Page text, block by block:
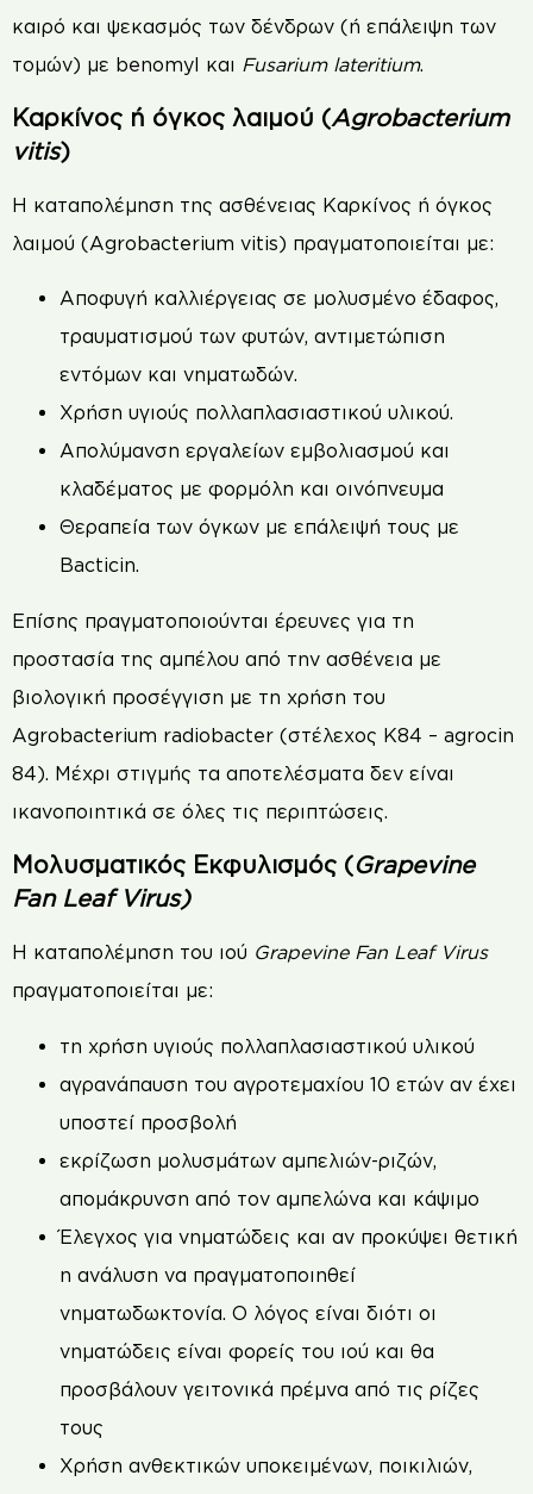
καιρό και ψεκασμός των δένδρων (ή επάλειψη των
τομών) με benomyl και Fusarium lateritium.
Καρκίνος ή όγκος λαιμού (Agrobacterium
vitis)
Η καταπολέμηση της ασθένειας Καρκίνος ή όγκος
λαιμού (Agrobacterium vitis) πραγματοποιείται με:
Αποφυγή καλλιέργειας σε μολυσμένο έδαφος,
τραυματισμού των φυτών, αντιμετώπιση
εντόμων και νηματωδών.
Χρήση υγιούς πολλαπλασιαστικού υλικού.
Απολύμανση εργαλείων εμβολιασμού και
κλαδέματος με φορμόλη και οινόπνευμα
Θεραπεία των όγκων με επάλειψή τους με
Bacticin.
Επίσης πραγματοποιούνται έρευνες για τη
προστασία της αμπέλου από την ασθένεια με
βιολογική προσέγγιση με τη χρήση του
Agrobacterium radiobacter (στέλεχος K84 – agrocin
84). Μέχρι στιγμής τα αποτελέσματα δεν είναι
ικανοποιητικά σε όλες τις περιπτώσεις.
Μολυσματικός Εκφυλισμός (Grapevine
Fan Leaf Virus)
Η καταπολέμηση του ιού Grapevine Fan Leaf Virus
πραγματοποιείται με:
τη χρήση υγιούς πολλαπλασιαστικού υλικού
αγρανάπαυση του αγροτεμαχίου 10 ετών αν έχει
υποστεί προσβολή
εκρίζωση μολυσμάτων αμπελιών-ριζών,
απομάκρυνση από τον αμπελώνα και κάψιμο
Έλεγχος για νηματώδεις και αν προκύψει θετική
η ανάλυση να πραγματοποιηθεί
νηματωδωκτονία. Ο λόγος είναι διότι οι
νηματώδεις είναι φορείς του ιού και θα
προσβάλουν γειτονικά πρέμνα από τις ρίζες
τους
Χρήση ανθεκτικών υποκειμένων, ποικιλιών,